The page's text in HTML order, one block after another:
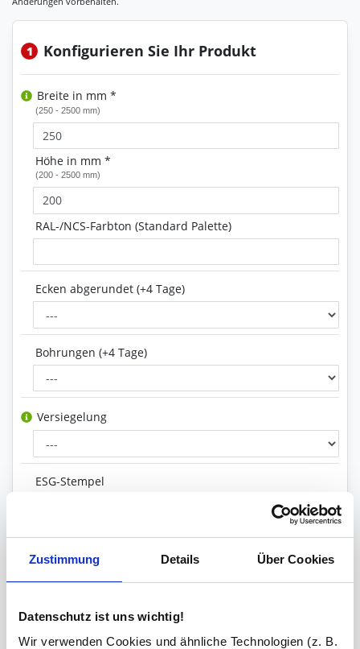
Zustimmung Details Über Cookies
Datenschutz ist uns wichtig!
Wir verwenden Cookies und ähnliche Technologien (z. B.
1 Konfigurieren Sie Ihr Produkt
Breite in mm *
(250 - 2500 mm)
Höhe in mm *
(200 - 2500 mm)
RAL-/NCS-Farbton (Standard Palette)
Ecken abgerundet (+4 Tage)
Bohrungen (+4 Tage)
Versiegelung
ESG-Stempel
Kanten
geschliffen und poliert
Zeichen übrig: 235 (von max. 235)